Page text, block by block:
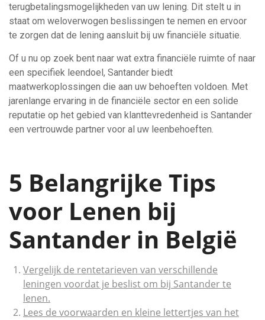
terugbetalingsmogelijkheden van uw lening. Dit stelt u in
staat om weloverwogen beslissingen te nemen en ervoor
te zorgen dat de lening aansluit bij uw financiële situatie.
Of u nu op zoek bent naar wat extra financiële ruimte of naar
een specifiek leendoel, Santander biedt
maatwerkoplossingen die aan uw behoeften voldoen. Met
jarenlange ervaring in de financiële sector en een solide
reputatie op het gebied van klanttevredenheid is Santander
een vertrouwde partner voor al uw leenbehoeften.
5 Belangrijke Tips
voor Lenen bij
Santander in België
Vergelijk de rentetarieven van verschillende
leningen voordat je beslist om bij Santander te
lenen.
Lees de voorwaarden en kleine lettertjes van het